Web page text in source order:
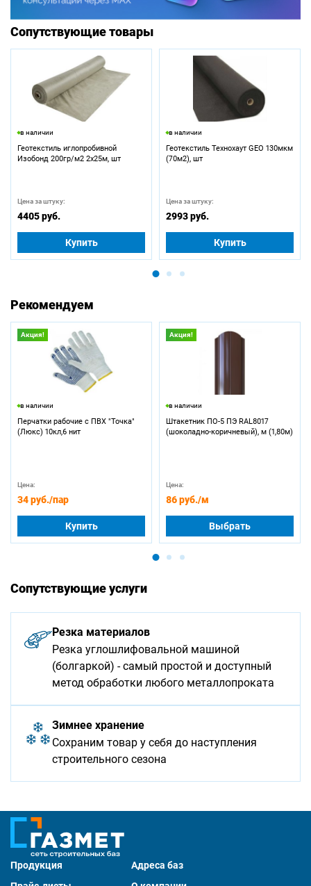
Сопутствующие товары
в наличии
Геотекстиль иглопробивной
Изобонд 200гр/м2 2х25м, шт
Цена за штуку:
4405 руб.
Купить
в наличии
Геотекстиль Технохаут GEO 130мкм
(70м2), шт
Цена за штуку:
2993 руб.
Купить
Рекомендуем
Акция!
в наличии
Перчатки рабочие с ПВХ "Точка"
(Люкс) 10кл,6 нит
Цена:
34 руб./пар
Купить
Акция!
в наличии
Штакетник ПО-5 ПЭ RAL8017
(шоколадно-коричневый), м (1,80м)
Цена:
86 руб./м
Выбрать
Сопутствующие услуги
Резка материалов
Резка углошлифовальной машиной
(болгаркой) - самый простой и доступный
метод обработки любого металлопроката
Зимнее хранение
Сохраним товар у себя до наступления
строительного сезона
Продукция
Адреса баз